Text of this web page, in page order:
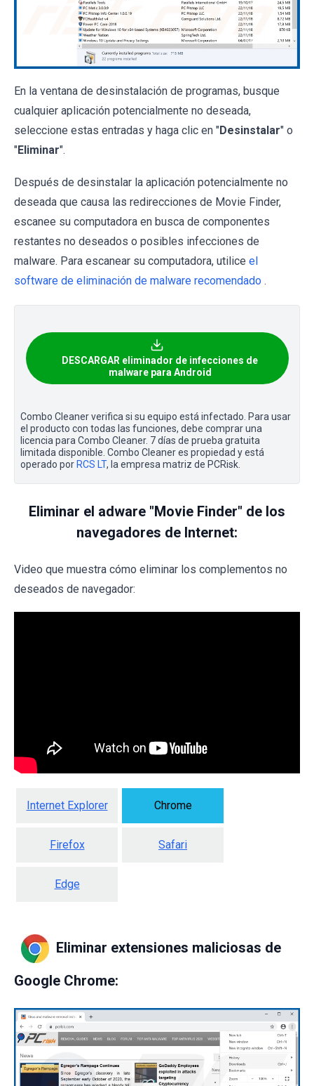
En la ventana de desinstalación de programas, busque
cualquier aplicación potencialmente no deseada,
seleccione estas entradas y haga clic en "Desinstalar" o
"Eliminar".
Después de desinstalar la aplicación potencialmente no
deseada que causa las redirecciones de Movie Finder,
escanee su computadora en busca de componentes
restantes no deseados o posibles infecciones de
malware. Para escanear su computadora, utilice el
software de eliminación de malware recomendado .
DESCARGAR eliminador de infecciones de
malware para Android
Combo Cleaner verifica si su equipo está infectado. Para usar
el producto con todas las funciones, debe comprar una
licencia para Combo Cleaner. 7 días de prueba gratuita
limitada disponible. Combo Cleaner es propiedad y está
operado por RCS LT, la empresa matriz de PCRisk.
Eliminar el adware "Movie Finder" de los
navegadores de Internet:
Video que muestra cómo eliminar los complementos no
deseados de navegador:
Internet Explorer Chrome
Firefox Safari
Edge
Eliminar extensiones maliciosas de
Google Chrome: